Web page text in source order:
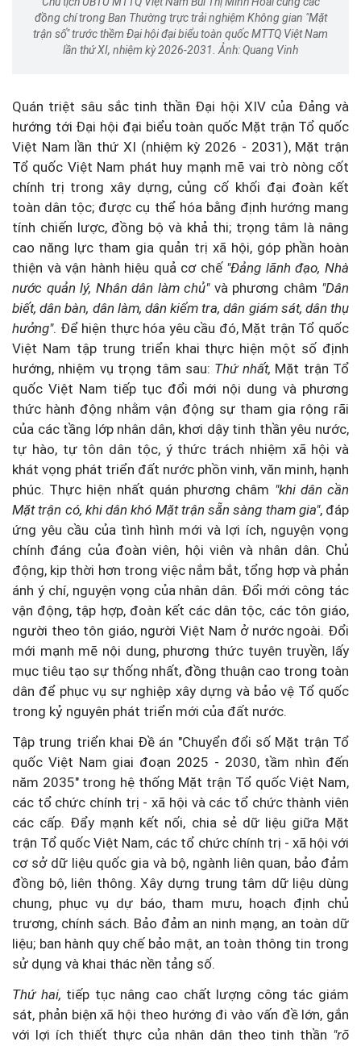
đồng chí trong Ban Thường trực trải nghiệm Không gian "Mặt
trận số" trước thềm Đại hội đại biểu toàn quốc MTTQ Việt Nam
lần thứ XI, nhiệm kỳ 2026-2031. Ảnh: Quang Vinh
Quán triệt sâu sắc tinh thần Đại hội XIV của Đảng và
hướng tới Đại hội đại biểu toàn quốc Mặt trận Tổ quốc
Việt Nam lần thứ XI (nhiệm kỳ 2026 - 2031), Mặt trận
Tổ quốc Việt Nam phát huy mạnh mẽ vai trò nòng cốt
chính trị trong xây dựng, củng cố khối đại đoàn kết
toàn dân tộc; được cụ thể hóa bằng định hướng mang
tính chiến lược, đồng bộ và khả thi; trọng tâm là nâng
cao năng lực tham gia quản trị xã hội, góp phần hoàn
thiện và vận hành hiệu quả cơ chế "Đảng lãnh đạo, Nhà
nước quản lý, Nhân dân làm chủ" và phương châm "Dân
biết, dân bàn, dân làm, dân kiểm tra, dân giám sát, dân thụ
hưởng". Để hiện thực hóa yêu cầu đó, Mặt trận Tổ quốc
Việt Nam tập trung triển khai thực hiện một số định
hướng, nhiệm vụ trọng tâm sau: Thứ nhất, Mặt trận Tổ
quốc Việt Nam tiếp tục đổi mới nội dung và phương
thức hành động nhằm vận động sự tham gia rộng rãi
của các tầng lớp nhân dân, khơi dậy tinh thần yêu nước,
tự hào, tự tôn dân tộc, ý thức trách nhiệm xã hội và
khát vọng phát triển đất nước phồn vinh, văn minh, hạnh
phúc. Thực hiện nhất quán phương châm "khi dân cần
Mặt trận có, khi dân khó Mặt trận sẵn sàng tham gia", đáp
ứng yêu cầu của tình hình mới và lợi ích, nguyện vọng
chính đáng của đoàn viên, hội viên và nhân dân. Chủ
động, kịp thời hơn trong việc nắm bắt, tổng hợp và phản
ánh ý chí, nguyện vọng của nhân dân. Đổi mới công tác
vận động, tập hợp, đoàn kết các dân tộc, các tôn giáo,
người theo tôn giáo, người Việt Nam ở nước ngoài. Đổi
mới mạnh mẽ nội dung, phương thức tuyên truyền, lấy
mục tiêu tạo sự thống nhất, đồng thuận cao trong toàn
dân để phục vụ sự nghiệp xây dựng và bảo vệ Tổ quốc
trong kỷ nguyên phát triển mới của đất nước.
Tập trung triển khai Đề án "Chuyển đổi số Mặt trận Tổ
quốc Việt Nam giai đoạn 2025 - 2030, tầm nhìn đến
năm 2035" trong hệ thống Mặt trận Tổ quốc Việt Nam,
các tổ chức chính trị - xã hội và các tổ chức thành viên
các cấp. Đẩy mạnh kết nối, chia sẻ dữ liệu giữa Mặt
trận Tổ quốc Việt Nam, các tổ chức chính trị - xã hội với
cơ sở dữ liệu quốc gia và bộ, ngành liên quan, bảo đảm
đồng bộ, liên thông. Xây dựng trung tâm dữ liệu dùng
chung, phục vụ dự báo, tham mưu, hoạch định chủ
trương, chính sách. Bảo đảm an ninh mạng, an toàn dữ
liệu; ban hành quy chế bảo mật, an toàn thông tin trong
sử dụng và khai thác nền tảng số.
Thứ hai, tiếp tục nâng cao chất lượng công tác giám
sát, phản biện xã hội theo hướng đi vào vấn đề lớn, gắn
với lợi ích thiết thực của nhân dân theo tinh thần "rõ